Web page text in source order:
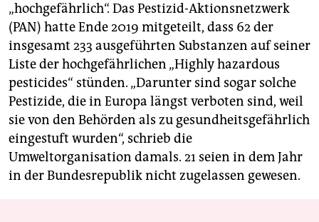
„hochgefährlich“. Das Pestizid-Aktionsnetzwerk
(PAN) hatte Ende 2019 mitgeteilt, dass 62 der
insgesamt 233 ausgeführten Substanzen auf seiner
Liste der hochgefährlichen „Highly hazardous
pesticides“ stünden. „Darunter sind sogar solche
Pestizide, die in Europa längst verboten sind, weil
sie von den Behörden als zu gesundheitsgefährlich
eingestuft wurden“, schrieb die
Umweltorganisation damals. 21 seien in dem Jahr
in der Bundesrepublik nicht zugelassen gewesen.